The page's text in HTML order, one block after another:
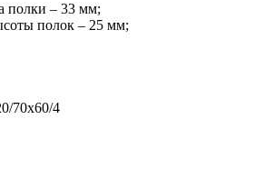
полки – 33 мм;
полок – 25 мм;
70х60/4